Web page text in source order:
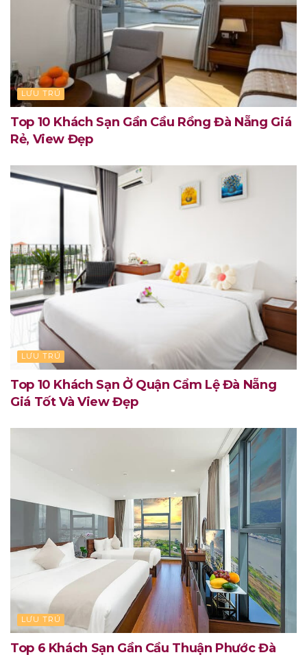
LƯU TRÚ
Top 10 Khách Sạn Gần Cầu Rồng Đà Nẵng Giá
Rẻ, View Đẹp
LƯU TRÚ
Top 10 Khách Sạn Ở Quận Cẩm Lệ Đà Nẵng
Giá Tốt Và View Đẹp
LƯU TRÚ
Top 6 Khách Sạn Gần Cầu Thuận Phước Đà